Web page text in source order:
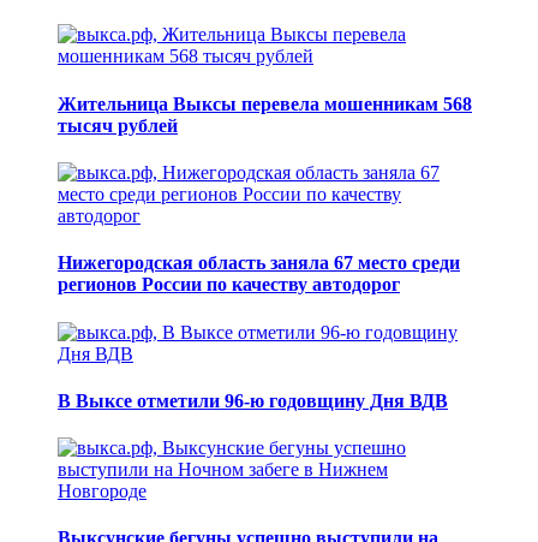
Жительница Выксы перевела мошенникам 568
тысяч рублей
Нижегородская область заняла 67 место среди
регионов России по качеству автодорог
В Выксе отметили 96-ю годовщину Дня ВДВ